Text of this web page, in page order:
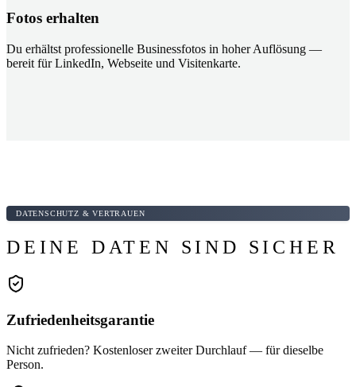
Fotos erhalten
Du erhältst professionelle Businessfotos in hoher Auflösung —
bereit für LinkedIn, Webseite und Visitenkarte.
DATENSCHUTZ & VERTRAUEN
DEINE DATEN SIND SICHER
Zufriedenheitsgarantie
Nicht zufrieden? Kostenloser zweiter Durchlauf — für dieselbe
Person.